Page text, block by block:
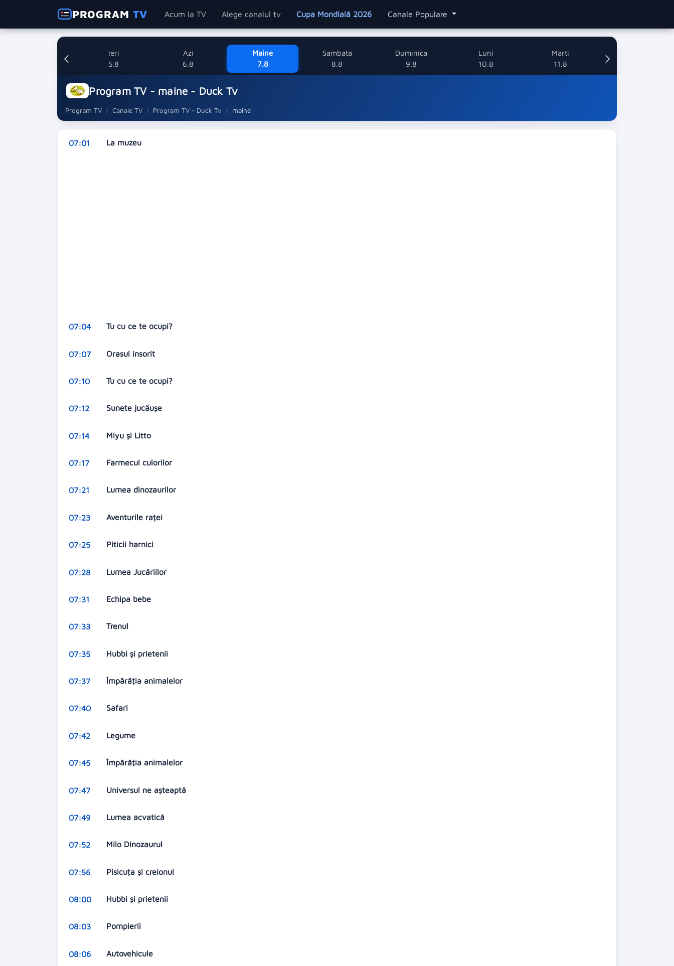
PROGRAMTV Acum la TV Alege canalul tv Cupa Mondială 2026 Canale Populare
Ieri
5.8
Azi
6.8
Maine
7.8
Sambata
8.8
Duminica
9.8
Luni
10.8
Marti
11.8
Program TV - maine - Duck Tv
Program TV Canale TV Program TV - Duck Tv maine
07:01 La muzeu
07:04 Tu cu ce te ocupi?
07:07 Orasul insorit
07:10 Tu cu ce te ocupi?
07:12 Sunete jucăuşe
07:14 Miyu şi Litto
07:17 Farmecul culorilor
07:21 Lumea dinozaurilor
07:23 Aventurile raței
07:25 Piticii harnici
07:28 Lumea Jucăriilor
07:31 Echipa bebe
07:33 Trenul
07:35 Hubbi şi prietenii
07:37 Împărăţia animalelor
07:40 Safari
07:42 Legume
07:45 Împărăţia animalelor
07:47 Universul ne aşteaptă
07:49 Lumea acvatică
07:52 Milo Dinozaurul
07:56 Pisicuţa şi creionul
08:00 Hubbi şi prietenii
08:03 Pompierii
08:06 Autovehicule